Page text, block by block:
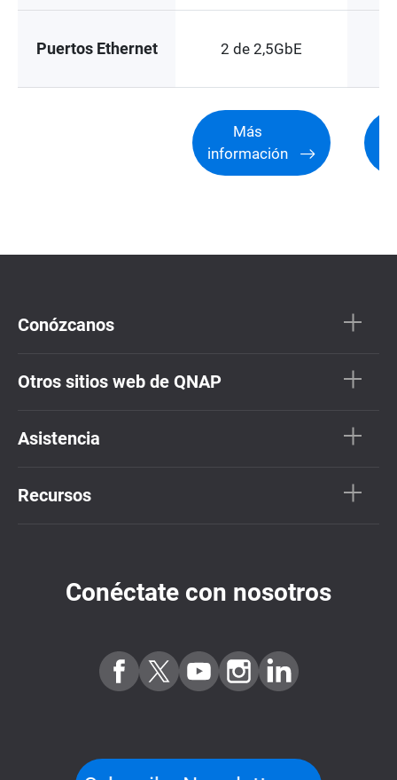
Puertos Ethernet 2 de 2,5GbE
Más
información
Conózcanos
Otros sitios web de QNAP
Asistencia
Recursos
Conéctate con nosotros